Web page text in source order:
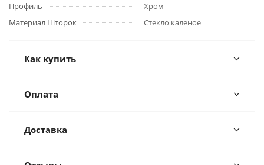
Профиль
Хром
Материал Шторок
Стекло каленое
Как купить
Оплата
Доставка